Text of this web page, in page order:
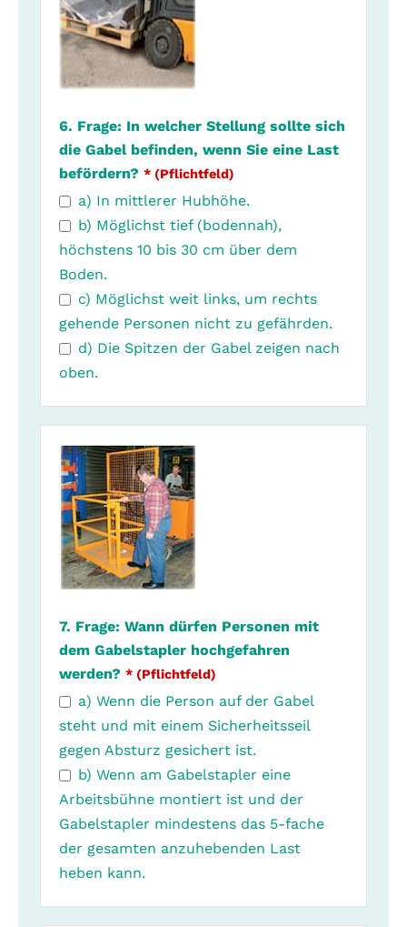
6. Frage: In welcher Stellung sollte sich
die Gabel befinden, wenn Sie eine Last
befördern? * (Pflichtfeld)
a) In mittlerer Hubhöhe.
b) Möglichst tief (bodennah),
höchstens 10 bis 30 cm über dem
Boden.
c) Möglichst weit links, um rechts
gehende Personen nicht zu gefährden.
d) Die Spitzen der Gabel zeigen nach
oben.
7. Frage: Wann dürfen Personen mit
dem Gabelstapler hochgefahren
werden? * (Pflichtfeld)
a) Wenn die Person auf der Gabel
steht und mit einem Sicherheitsseil
gegen Absturz gesichert ist.
b) Wenn am Gabelstapler eine
Arbeitsbühne montiert ist und der
Gabelstapler mindestens das 5-fache
der gesamten anzuhebenden Last
heben kann.